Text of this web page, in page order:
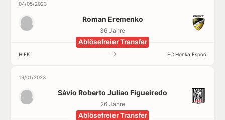
04/05/2023
Roman Eremenko
36 Jahre
Ablösefreier Transfer
HIFK FC Honka Espoo
19/01/2023
Sávio Roberto Juliao Figueiredo
26 Jahre
Ablösefreier Transfer